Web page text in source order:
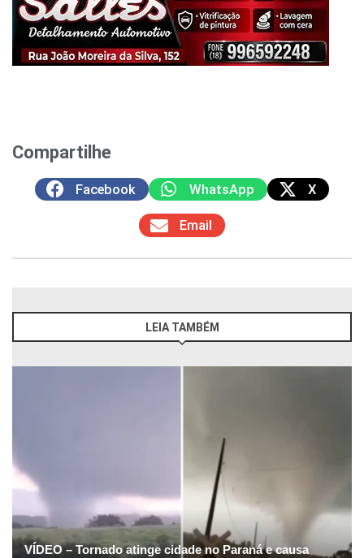
Compartilhe
Facebook WhatsApp X
Email
LEIA TAMBÉM
VÍDEO – Tornado atinge cidade no Paraná e causa